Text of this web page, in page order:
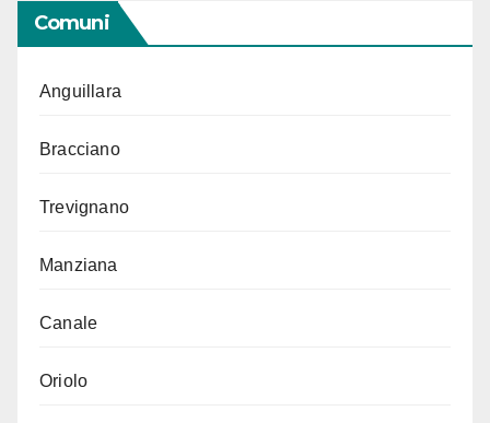
Comuni
Anguillara
Bracciano
Trevignano
Manziana
Canale
Oriolo